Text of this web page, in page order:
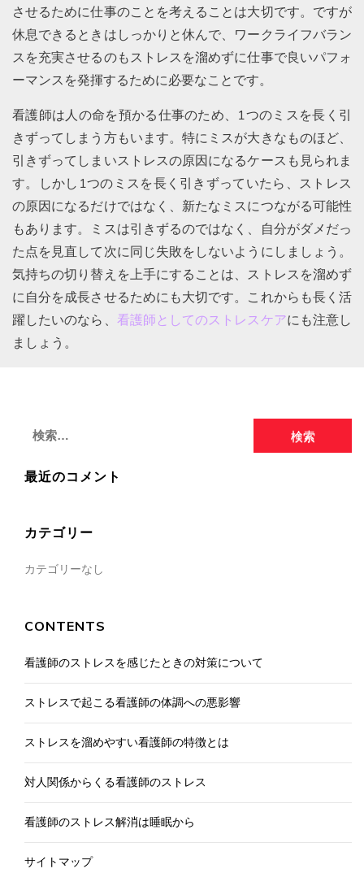
させるために仕事のことを考えることは大切です。ですが
休息できるときはしっかりと休んで、ワークライフバラン
スを充実させるのもストレスを溜めずに仕事で良いパフォ
ーマンスを発揮するために必要なことです。
看護師は人の命を預かる仕事のため、1つのミスを長く引
きずってしまう方もいます。特にミスが大きなものほど、
引きずってしまいストレスの原因になるケースも見られま
す。しかし1つのミスを長く引きずっていたら、ストレス
の原因になるだけではなく、新たなミスにつながる可能性
もあります。ミスは引きずるのではなく、自分がダメだっ
た点を見直して次に同じ失敗をしないようにしましょう。
気持ちの切り替えを上手にすることは、ストレスを溜めず
に自分を成長させるためにも大切です。これからも長く活
躍したいのなら、 看護師としてのストレスケアにも注意し
ましょう。
検
最近のコメント
カテゴリー
カテゴリーなし
CONTENTS
看護師のストレスを感じたときの対策について
ストレスで起こる看護師の体調への悪影響
ストレスを溜めやすい看護師の特徴とは
対人関係からくる看護師のストレス
看護師のストレス解消は睡眠から
サイトマップ